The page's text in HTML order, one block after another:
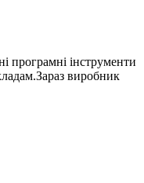
програмні інструменти
виробник